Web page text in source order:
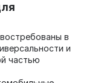
в
и
частью